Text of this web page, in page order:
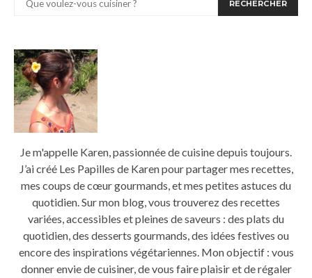
RECHERCHER
Je m'appelle Karen, passionnée de cuisine depuis toujours.
J’ai créé Les Papilles de Karen pour partager mes recettes,
mes coups de cœur gourmands, et mes petites astuces du
quotidien. Sur mon blog, vous trouverez des recettes
variées, accessibles et pleines de saveurs : des plats du
quotidien, des desserts gourmands, des idées festives ou
encore des inspirations végétariennes. Mon objectif : vous
donner envie de cuisiner, de vous faire plaisir et de régaler